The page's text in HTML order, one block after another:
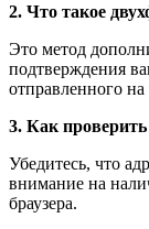
2. Что такое
Это метод
подтверждения
отправленного
3. Как проверить
Убедитесь, что
внимание на
браузера.